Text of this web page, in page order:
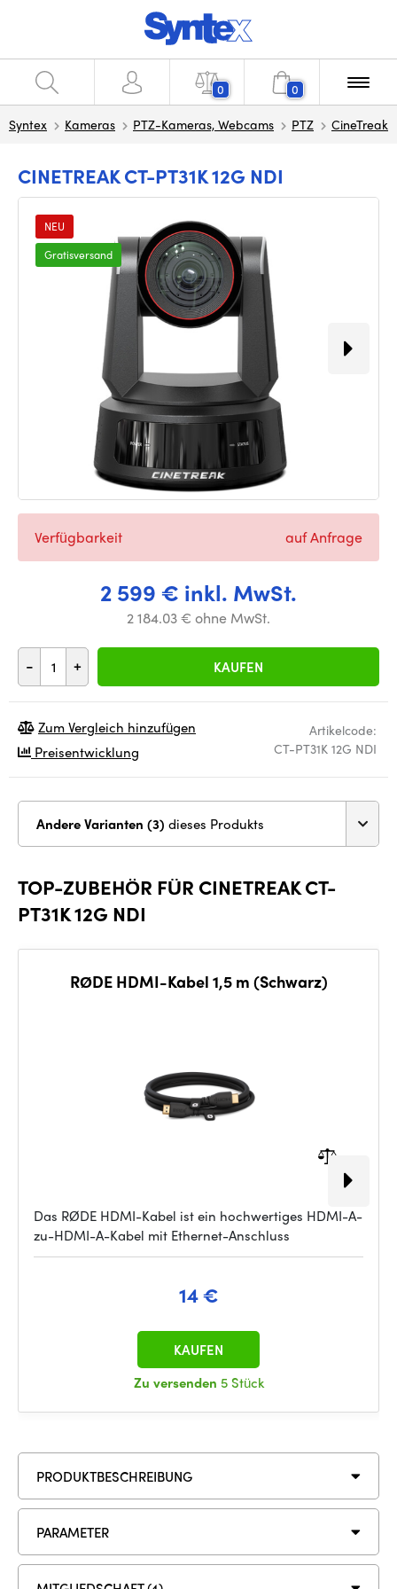
0 0
Syntex Kameras PTZ-Kameras, Webcams PTZ CineTreak
CINETREAK CT-PT31K 12G NDI
NEU
Gratisversand
2 599 € inkl. MwSt.
2 184.03 € ohne MwSt.
- + KAUFEN
Verfügbarkeit auf Anfrage
Artikelcode:
CT-PT31K 12G NDI
Zum Vergleich hinzufügen
Preisentwicklung
Andere Varianten (3) dieses Produkts
TOP-ZUBEHÖR FÜR CINETREAK CT-
PT31K 12G NDI
RØDE HDMI-Kabel 1,5 m (Schwarz)
Das RØDE HDMI-Kabel ist ein hochwertiges HDMI-A-
zu-HDMI-A-Kabel mit Ethernet-Anschluss
14 €
Zu versenden 5 Stück
KAUFEN
PRODUKTBESCHREIBUNG
PARAMETER